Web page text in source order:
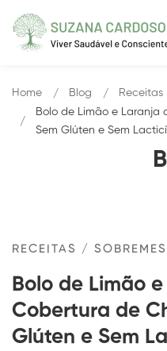
Home Blog
Receitas
Bolo de Limão e
Sem Glúten e Sem
RECEITAS /
Bolo de Limão
Cobertura de
Glúten e Sem